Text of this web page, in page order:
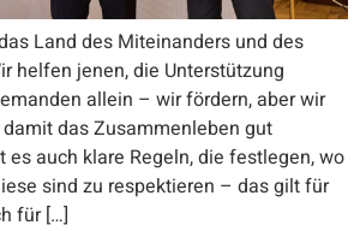
Land des Miteinanders und des
helfen jenen, die Unterstützung
allein – wir fördern, aber wir
das Zusammenleben gut
auch klare Regeln, die festlegen, wo
sind zu respektieren – das gilt für
für […]